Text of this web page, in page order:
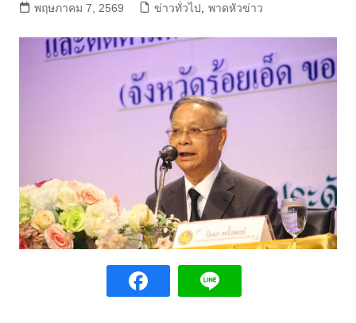
พฤษภาคม 7, 2569 ข่าวทั่วไป พาดหัวข่าว